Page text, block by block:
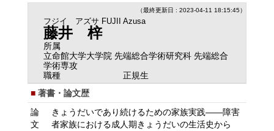
（最終更新日 : 2023-04-11 18:15:45）
フジイ アズサ FUJII Azusa
藤井 梓
所属
立命館大学大学院 先端総合学術研究科 先端総合
学術専攻
職種
正規生
著書・論文歴
論
文
きょうだいであり続けるための家族実践――障害
者家族における成人期きょうだいの生活史から